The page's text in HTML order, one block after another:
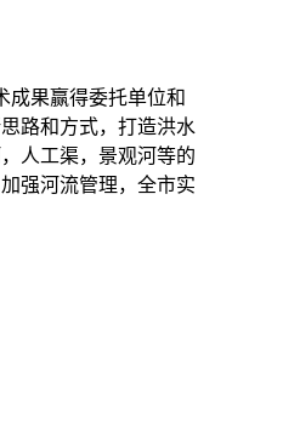
成果赢得委托单位和
路和方式，打造洪水
人工渠，景观河等的
强河流管理，全市实